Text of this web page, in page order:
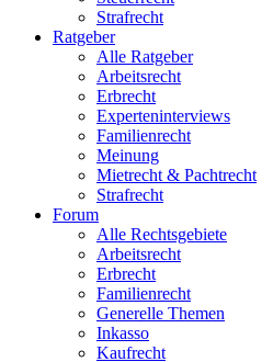
Strafrecht
Ratgeber
Alle Ratgeber
Arbeitsrecht
Erbrecht
Experteninterviews
Familienrecht
Meinung
Mietrecht & Pachtrecht
Strafrecht
Forum
Alle Rechtsgebiete
Arbeitsrecht
Erbrecht
Familienrecht
Generelle Themen
Inkasso
Kaufrecht